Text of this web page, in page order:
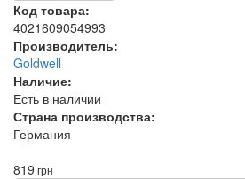
Код товара:
4021609054993
Производитель:
Goldwell
Наличие:
Есть в наличии
Страна производства:
Германия
819 грн